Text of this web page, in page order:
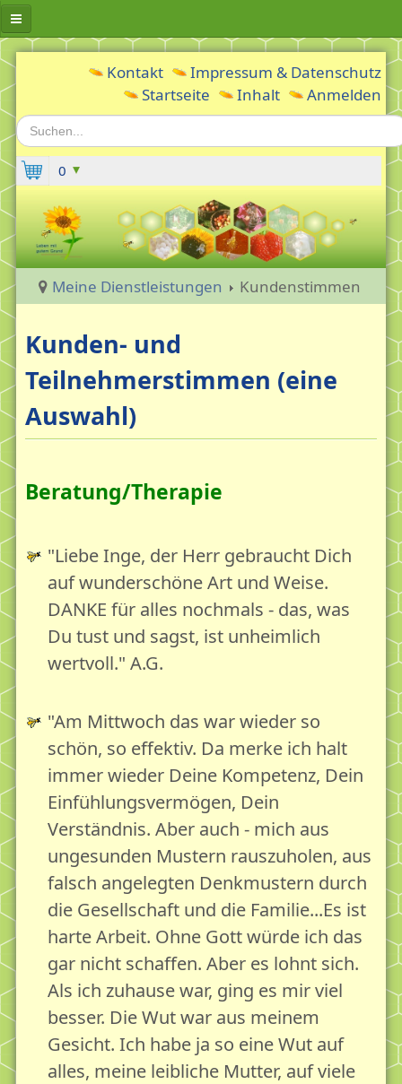
Impressum & Datenschutz
Kontakt
Anmelden
Inhalt
Startseite
Suchen...
0
Meine Dienstleistungen Kundenstimmen
Erwachsenleben gUG
Inge Westermann
Berufliche Vita
Meine Geschichte
Meine Motivation: Gesundheit fördern -
Depression vorbeugen
Gründung und Zweck
Gästebuch
Spenden
Verbunden mit...
Kontakt und Anfahrt
Erschöpfungsdepression - Depression
Der erschöpfte Erwachsene
Die erschöpfte Gesellschaft
Erschöpfung als Aufgabe und Chance
Leben & Reife 18plus - Das Ermutigungskonzept
Lebensgartenpflege mit Bildung, Beratung,
Begegnung
Als Gesellschaft reifen - Ressourcen stärken
Unsere Angebote für Deinen Lebensgarten
Bildung
Bildung & Lernen
Leben und Reife 18plus - Das Online-Handbuch
Vorträge
Beratung
Beratung & Seelsorge
Beratung mit dem Leben&Reife18plus-Konzept
Kunden- und
Teilnehmerstimmen (eine
Auswahl)
Beratung/Therapie
"Liebe Inge, der Herr gebraucht Dich
auf wunderschöne Art und Weise.
DANKE für alles nochmals - das, was
Du tust und sagst, ist unheimlich
wertvoll." A.G.
"Am Mittwoch das war wieder so
schön, so effektiv. Da merke ich halt
immer wieder Deine Kompetenz, Dein
Einfühlungsvermögen, Dein
Verständnis. Aber auch - mich aus
ungesunden Mustern rauszuholen, aus
falsch angelegten Denkmustern durch
die Gesellschaft und die Familie...Es ist
harte Arbeit. Ohne Gott würde ich das
gar nicht schaffen. Aber es lohnt sich.
Als ich zuhause war, ging es mir viel
besser. Die Wut war aus meinem
Gesicht. Ich habe ja so eine Wut auf
alles, meine leibliche Mutter, auf viele